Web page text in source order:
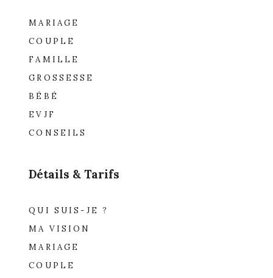
MARIAGE
COUPLE
FAMILLE
GROSSESSE
BÉBÉ
EVJF
CONSEILS
Détails & Tarifs
QUI SUIS-JE ?
MA VISION
MARIAGE
COUPLE